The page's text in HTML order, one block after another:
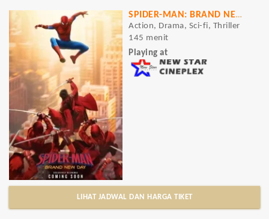
SPIDER-MAN: BRAND NEW DAY
Action, Drama, Sci-fi, Thriller
145 menit
Playing at
LIHAT JADWAL DAN HARGA TIKET